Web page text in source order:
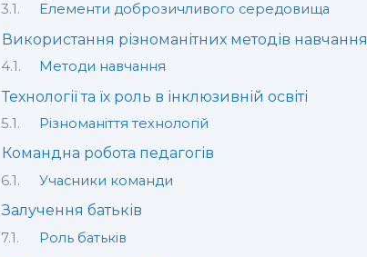
Елементи доброзичливого середовища
Використання різноманітних методів навчання
Методи навчання
Технології та їх роль в інклюзивній освіті
Різноманіття технологій
Командна робота педагогів
Учасники команди
Залучення батьків
Роль батьків